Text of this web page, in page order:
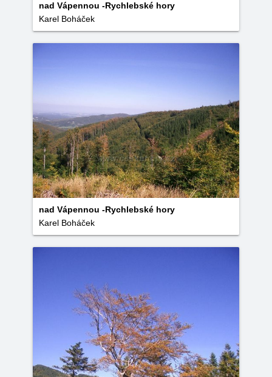
nad Vápennou -Rychlebské hory
Karel Boháček
nad Vápennou -Rychlebské hory
Karel Boháček